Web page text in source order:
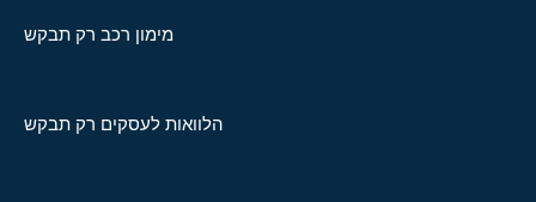
מימון רכב רק תבקש
הלוואות לעסקים רק תבקש